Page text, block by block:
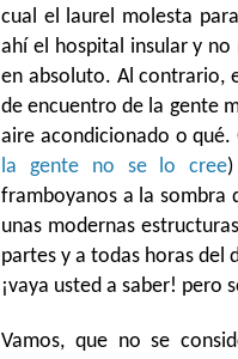
cual el laurel molesta
ahí el hospital insular y no
en absoluto. Al contrario,
de encuentro de la gente
aire acondicionado o
la gente no se lo cree
framboyanos a la sombra
unas modernas
partes y a todas horas del
¡vaya usted a saber! pero
Vamos, que no se